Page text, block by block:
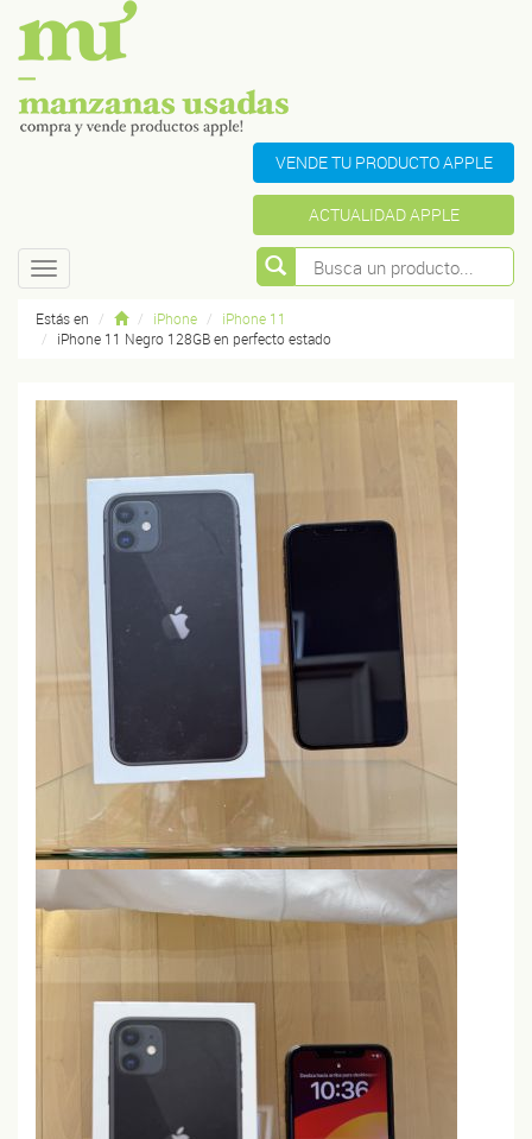
VENDE TU PRODUCTO APPLE
ACTUALIDAD APPLE
Toggle
navigation
Estás en iPhone
iPhone 11
iPhone 11 Negro 128GB en perfecto estado